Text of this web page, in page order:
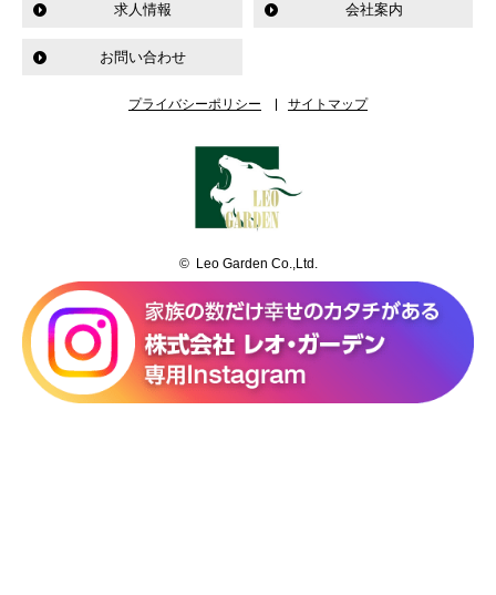
求人情報 会社案内
お問い合わせ
プライバシーポリシー サイトマップ
© Leo Garden Co.,Ltd.